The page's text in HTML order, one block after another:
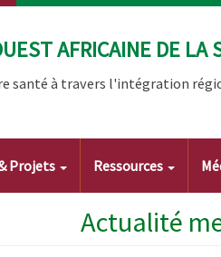
AFRICAINE DE LA
santé à travers l'intégration
Projets Ressources
Actualité